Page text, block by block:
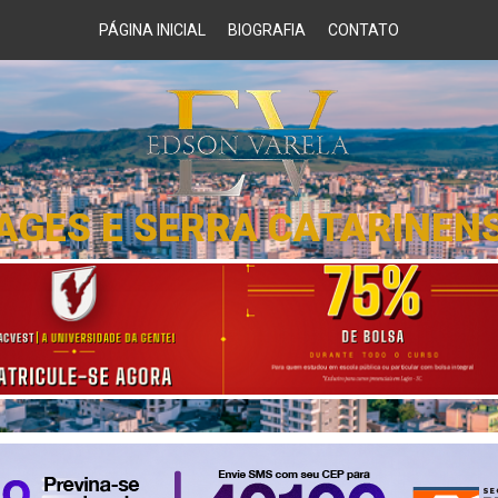
PÁGINA INICIAL BIOGRAFIA CONTATO
E SERRA